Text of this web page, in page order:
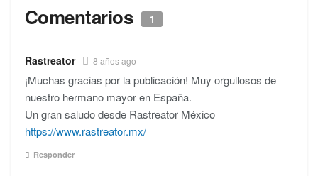
Comentarios 1
Rastreator 8 años ago
¡Muchas gracias por la publicación! Muy orgullosos de
nuestro hermano mayor en España.
Un gran saludo desde Rastreator México
https://www.rastreator.mx/
Responder